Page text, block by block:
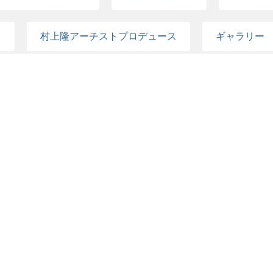
村上隆アーチストプロデュース ギャラリー